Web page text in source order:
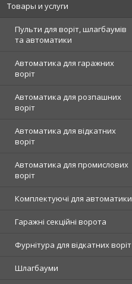
Товары и услуги
Пульти для воріт, шлагбаумів
та автоматики
Автоматика для гаражних
воріт
Автоматика для розпашних
воріт
Автоматика для відкатних
воріт
Автоматика для промислових
воріт
Комплектуючі для автоматики
Гаражні секційні ворота
Фурнітура для відкатних воріт
Шлагбауми